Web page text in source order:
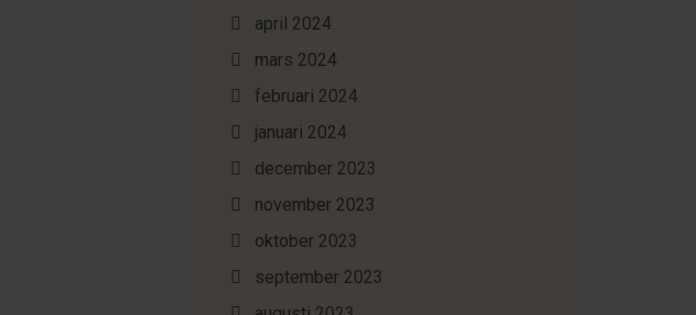
april 2024
mars 2024
februari 2024
januari 2024
december 2023
november 2023
oktober 2023
september 2023